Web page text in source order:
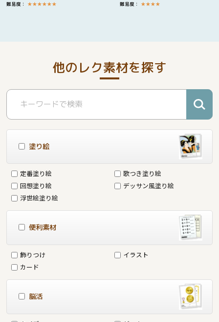
難易度： ★★★★★★ 難易度： ★★★★
他のレク素材を探す
塗り絵
定番塗り絵
歌つき塗り絵
回想塗り絵
デッサン風塗り絵
浮世絵塗り絵
便利素材
飾りつけ
イラスト
カード
脳活